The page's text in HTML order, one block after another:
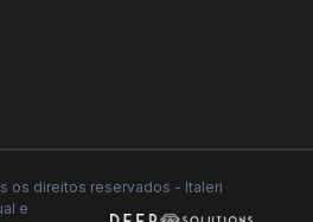
os direitos reservados - Italeri
e